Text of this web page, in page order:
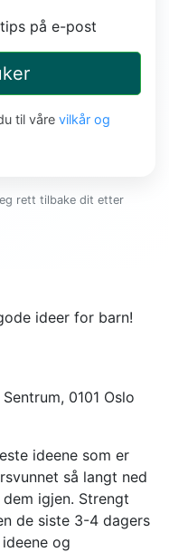
på e-post
til våre vilkår og
rett tilbake dit etter
ideer for barn!
0101 Oslo
ideene som er
så langt ned
igjen. Strengt
de siste 3-4 dagers
og